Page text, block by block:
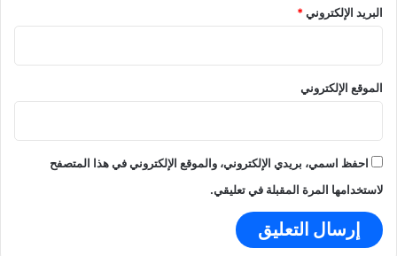
البريد الإلكتروني*
الموقع الإلكتروني
احفظ اسمي، بريدي الإلكتروني، والموقع الإلكتروني في هذا المتصفح
لاستخدامها المرة المقبلة في تعليقي.